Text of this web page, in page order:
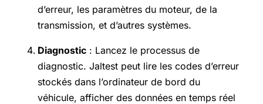
d’erreur, les paramètres du moteur, de la
transmission, et d’autres systèmes.
Diagnostic : Lancez le processus de
diagnostic. Jaltest peut lire les codes d’erreur
stockés dans l’ordinateur de bord du
véhicule, afficher des données en temps réel